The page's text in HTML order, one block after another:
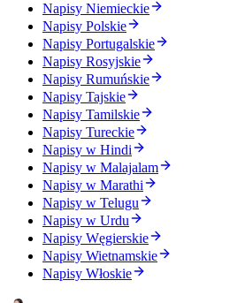
Napisy Niemieckie
Napisy Polskie
Napisy Portugalskie
Napisy Rosyjskie
Napisy Rumuńskie
Napisy Tajskie
Napisy Tamilskie
Napisy Tureckie
Napisy w Hindi
Napisy w Malajalam
Napisy w Marathi
Napisy w Telugu
Napisy w Urdu
Napisy Węgierskie
Napisy Wietnamskie
Napisy Włoskie